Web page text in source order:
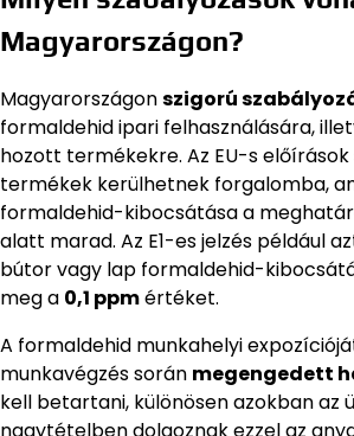
Magyarországon?
Magyarországonszigorú
formaldehid ipari felhasználására,
hozott termékekre. Az EU-s
termékek kerülhetnek forgalomba,
formaldehid-kibocsátása a
alatt marad. Az E1-es jelzés például
bútor vagy lap formaldehid-
meg a 0,1 ppmértéket.
A formaldehid munkahelyi
munkavégzés során megengedett
kell betartani, különösen azokban az